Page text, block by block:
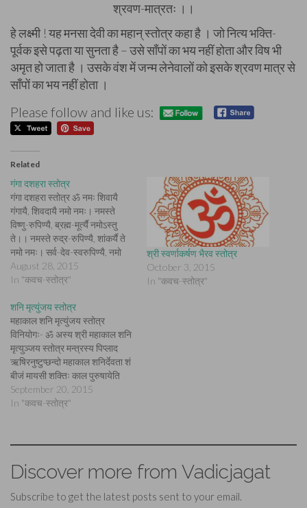
श्रवण-मात्रतः ।।
हे लक्ष्मी ! यह मनसा देवी का महान् स्तोत्र कहा है । जो नित्य भक्ति-
पूर्वक इसे पढ़ता या सुनता है – उसे साँपों का भय नहीं होता और विष भी
अमृत हो जाता है । उसके वंश में जन्म लेनेवालों को इसके श्रवण मात्र से
साँपों का भय नहीं होता ।
Please follow and like us:
Related
गंगा दशहरा स्तोत्र
गंगा दशहरा स्तोत्र ॐ नमः शिवायै
गंगायै, शिवदायै नमो नमः। नमस्ते
विष्णु-रुपिण्यै, ब्रह्म-मूर्त्यै नमोऽस्तु
ते।। नमस्ते रुद्र-रुपिण्यै, शांकर्यै ते
नमो नमः। सर्व-देव-स्वरुपिण्यै, नमो
भेषज-मूर्त्तये।। सर्वस्य सर्व-व्याधीनां,
भिषक्-श्रेष्ठ्यै नमोऽस्तु ते। स्थास्नु-
ते।। संसार-विष-नाशिन्यै, जीवानायै
नमोऽस्तु ते। ताप-त्रितय-संहन्त्र्यै,
प्राणश्यै ते नमो नमः।। शन्ति-
सन्तान-कारिण्यै, नमस्ते शुद्ध-मूर्त्तये।
सर्व-संशुद्धि-कारिण्यै, नमः पापारि-
मूर्त्तये।। भुक्ति-मुक्ति-प्रदायिन्यै,
भद्रदायै नमो…
August 28, 2015
In "कवच-स्तोत्र"
श्री स्वर्णाकर्षण भैरव स्तोत्र
October 3, 2015
In "कवच-स्तोत्र"
शनि मृत्युंजय स्तोत्र
महाकाल शनि मृत्युंजय स्तोत्र
विनियोगः- ॐ अस्य श्री महाकाल शनि
मृत्युञ्जय स्तोत्र मन्त्रस्य पिप्लाद
ऋषिरनुष्टुप्छन्दो महाकाल शनिर्देवता शं
बीजं मायसी शक्तिः काल पुरुषायेति
कीलकं मम अकाल अपमृत्यु निवारणार्थे
पाठे विनियोगः। श्री गणेशाय नमः। ॐ
त्रिदण्डी शरचापहस्तः ।
पुरारिर्जयत्यशेषासुरनाशकारी ।।१
September 20, 2015
In "कवच-स्तोत्र"
Discover more from Vadicjagat
Subscribe to get the latest posts sent to your email.